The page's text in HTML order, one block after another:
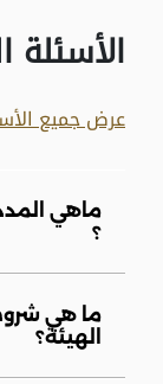
الأسئلة
عرض جميع
ماهي
؟
ما هي
الهيئة؟